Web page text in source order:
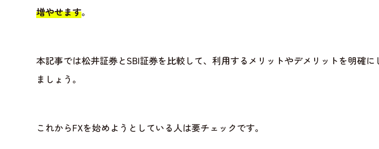
増やせます。
本記事では松井証券とSBI証券を比較して、利用するメリットやデメリットを明確に
ましょう。
これからFXを始めようとしている人は要チェックです。